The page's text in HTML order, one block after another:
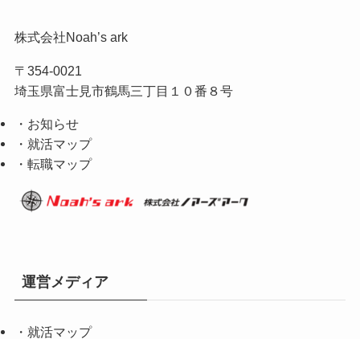
株式会社Noah’s ark
〒354-0021
埼玉県富士見市鶴馬三丁目１０番８号
・お知らせ
・就活マップ
・転職マップ
運営メディア
・ 就活マップ